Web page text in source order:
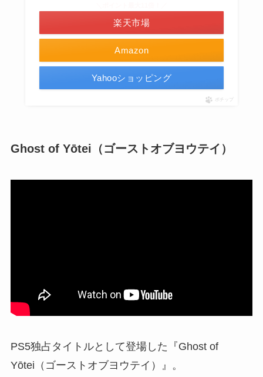
Amazon
楽天市場
Yahooショッピング
ポチップ
Ghost of Yōtei（ゴーストオブヨウテイ）
PS5独占タイトルとして登場した『Ghost of
Yōtei（ゴーストオブヨウテイ）』。